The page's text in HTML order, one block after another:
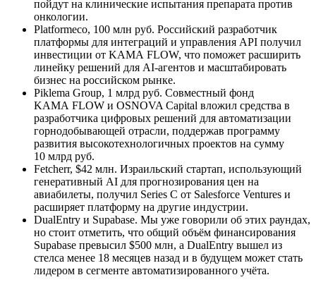
пойдут на клинические испытания препарата против
онкологии.
Platformeco, 100 млн руб. Российский разработчик
платформы для интеграций и управления API получил
инвестиции от KAMA FLOW, что поможет расширить
линейку решений для AI‑агентов и масштабировать
бизнес на российском рынке.
Piklema Group, 1 млрд руб. Совместный фонд
KAMA FLOW и OSNOVA Capital вложил средства в
разработчика цифровых решений для автоматизации
горнодобывающей отрасли, поддержав программу
развития высокотехнологичных проектов на сумму
10 млрд руб.
Fetcherr, $42 млн. Израильский стартап, использующий
генеративный AI для прогнозирования цен на
авиабилеты, получил Series C от Salesforce Ventures и
расширяет платформу на другие индустрии.
DualEntry и Supabase. Мы уже говорили об этих раундах,
но стоит отметить, что общий объём финансирования
Supabase превысил $500 млн, а DualEntry вышел из
стелса менее 18 месяцев назад и в будущем может стать
лидером в сегменте автоматизированного учёта.